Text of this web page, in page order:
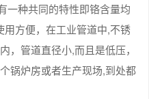
一种共同的特性即铬含量均
方便，在工业管道中,不锈
，管道直径小,而且是低压，
锅炉房或者生产现场,到处都